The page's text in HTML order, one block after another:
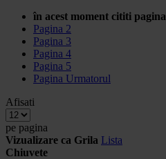
în acest moment cititi pagina
Pagina 2
Pagina 3
Pagina 4
Pagina 5
Pagina Urmatorul
Afisati
pe pagina
Vizualizare ca Grila Lista
Chiuvete